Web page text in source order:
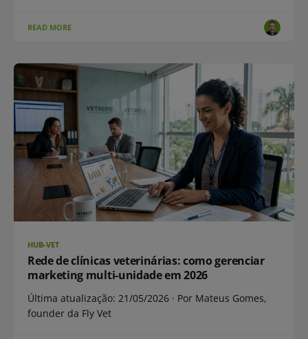
READ MORE
HUB-VET
Rede de clínicas veterinárias: como gerenciar
marketing multi-unidade em 2026
Última atualização: 21/05/2026 · Por Mateus Gomes,
founder da Fly Vet